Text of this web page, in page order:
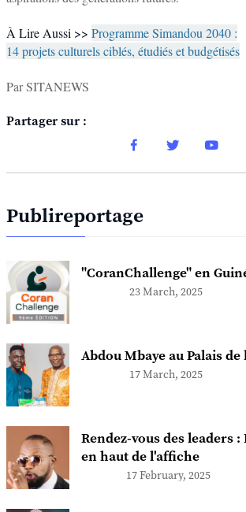
À Lire Aussi >> Programme Simandou 2040 :
14 projets culturels ciblés, étudiés et budgétisés
Par SITANEWS
Partager sur :
Publireportage
"CoranChallenge" en
23 March, 2025
Abdou Mbaye au Palais
17 March, 2025
Rendez-vous des leaders
en haut de l'affiche
17 February, 2025